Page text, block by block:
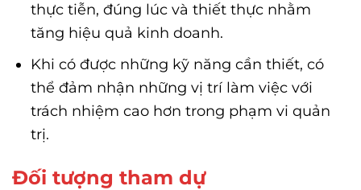
thực tiễn, đúng lúc và thiết thực nhằm
tăng hiệu quả kinh doanh.
Khi có được những kỹ năng cần thiết, có
thể đảm nhận những vị trí làm việc với
trách nhiệm cao hơn trong phạm vi quản
trị.
Đối tượng tham dự